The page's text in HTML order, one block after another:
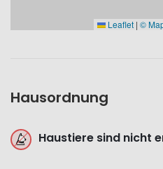
Leaflet | ©
Hausordnung
Haustiere sind nicht